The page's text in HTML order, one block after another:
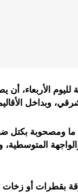
لليوم الأربعاء،
وبداخل
ومصحوبة بكتل
المتوسطية،
بقطرات أو زخات